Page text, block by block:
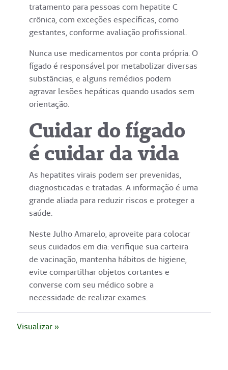
tratamento para pessoas com hepatite C
crônica, com exceções específicas, como
gestantes, conforme avaliação profissional.
Nunca use medicamentos por conta própria. O
fígado é responsável por metabolizar diversas
substâncias, e alguns remédios podem
agravar lesões hepáticas quando usados sem
orientação.
Cuidar do fígado
é cuidar da vida
As hepatites virais podem ser prevenidas,
diagnosticadas e tratadas. A informação é uma
grande aliada para reduzir riscos e proteger a
saúde.
Neste Julho Amarelo, aproveite para colocar
seus cuidados em dia: verifique sua carteira
de vacinação, mantenha hábitos de higiene,
evite compartilhar objetos cortantes e
converse com seu médico sobre a
necessidade de realizar exames.
Visualizar »